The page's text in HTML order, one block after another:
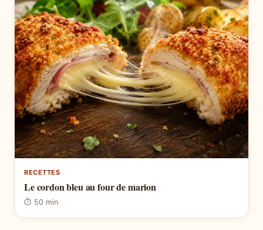
RECETTES
Le cordon bleu au four de marion
⏱ 50 min